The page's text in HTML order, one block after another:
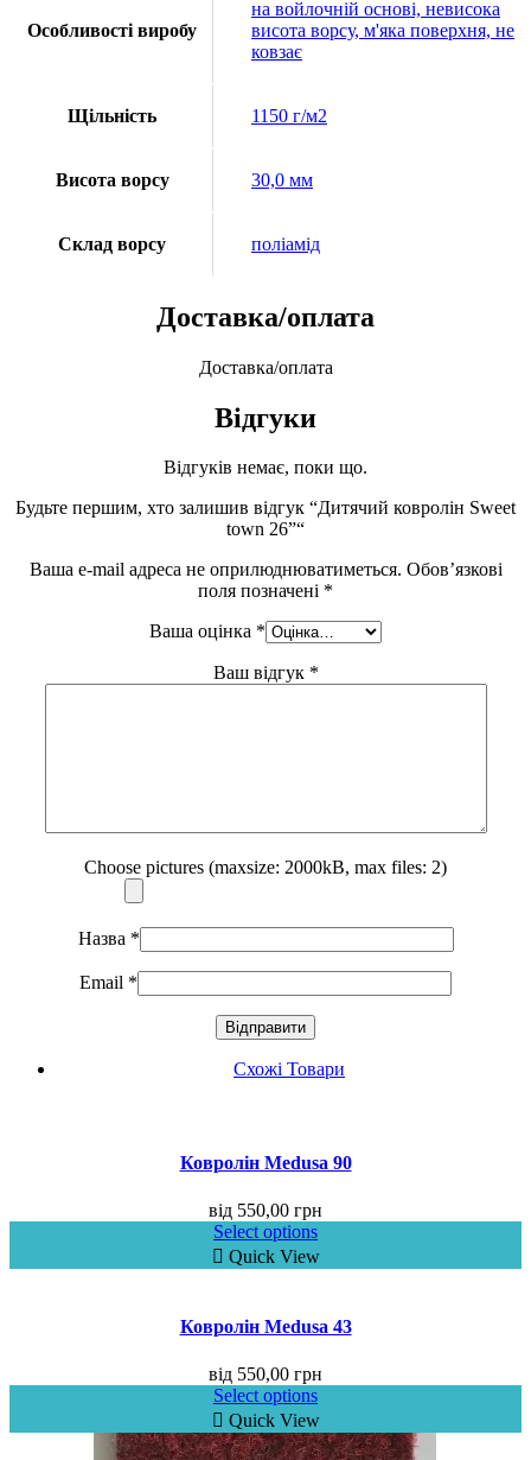
Особливості виробу
на войлочній основі, невисока
висота ворсу, м'яка поверхня, не
ковзає
Щільність 1150 г/м2
Висота ворсу 30,0 мм
Склад ворсу поліамід
Доставка/оплата
Доставка/оплата
Відгуки
Відгуків немає, поки що.
Будьте першим, хто залишив відгук “Дитячий ковролін Sweet
town 26”“
Ваша e-mail адреса не оприлюднюватиметься. Обов’язкові
поля позначені *
Ваша оцінка *
Ваш відгук *
Choose pictures (maxsize: 2000kB, max files: 2)
Назва *
Email *
Схожі Товари
Ковролін Medusa 90
від 550,00 грн
Select options
Quick View
Ковролін Medusa 43
від 550,00 грн
Select options
Quick View